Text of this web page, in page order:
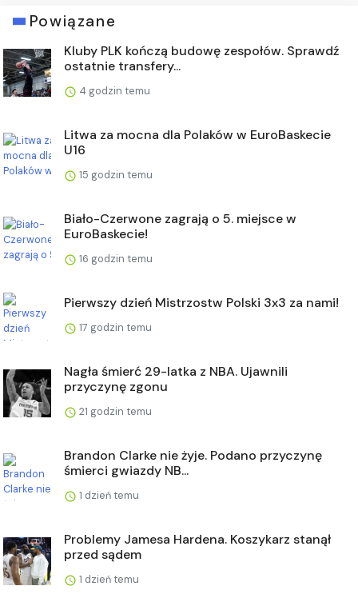
Powiązane
Kluby PLK kończą budowę zespołów. Sprawdź
ostatnie transfery...
4 godzin temu
Litwa za mocna dla Polaków w EuroBaskecie
U16
15 godzin temu
Biało-Czerwone zagrają o 5. miejsce w
EuroBaskecie!
16 godzin temu
Pierwszy dzień Mistrzostw Polski 3x3 za nami!
17 godzin temu
Nagła śmierć 29-latka z NBA. Ujawnili
przyczynę zgonu
21 godzin temu
Brandon Clarke nie żyje. Podano przyczynę
śmierci gwiazdy NB...
1 dzień temu
Problemy Jamesa Hardena. Koszykarz stanął
przed sądem
1 dzień temu